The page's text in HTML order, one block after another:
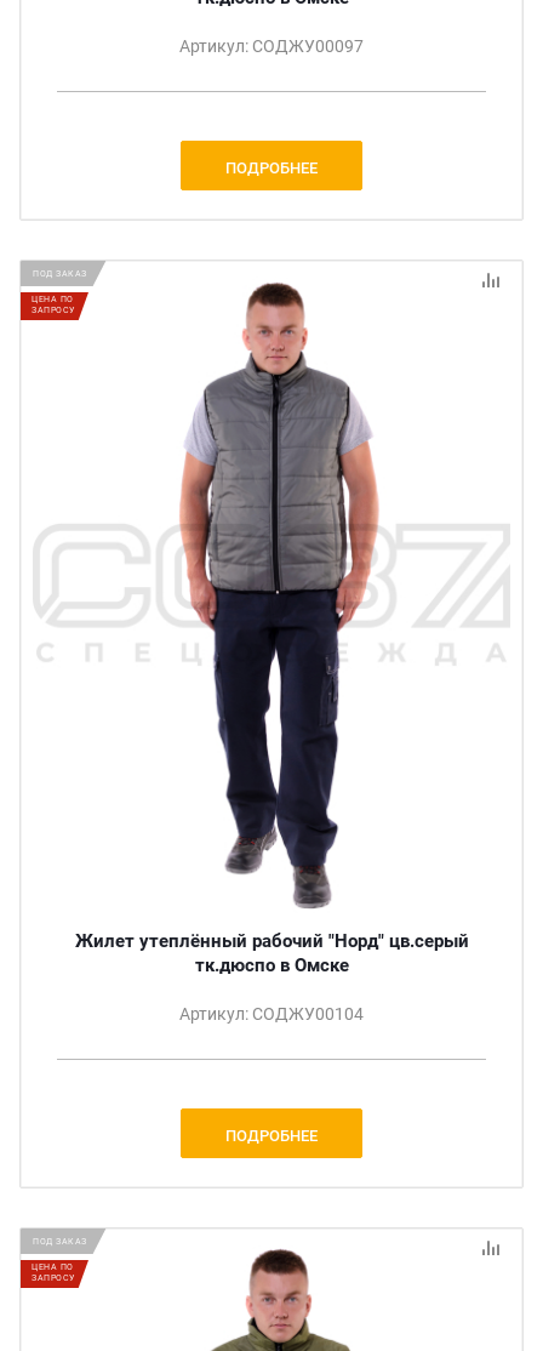
Артикул: СОДЖУ00097
ПОДРОБНЕЕ
ПОД ЗАКАЗ
ЦЕНА ПО
ЗАПРОСУ
Жилет утеплённый рабочий "Норд" цв.серый
тк.дюспо в Омске
Артикул: СОДЖУ00104
ПОДРОБНЕЕ
ПОД ЗАКАЗ
ЦЕНА ПО
ЗАПРОСУ